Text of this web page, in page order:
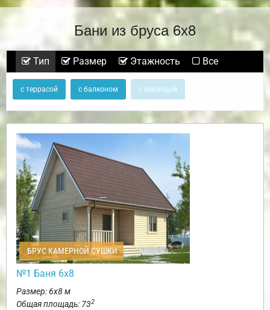
Бани из бруса 6х8
Тип Размер Этажность Все
с террасой с балконом с верандой
БРУС КАМЕРНОЙ СУШКИ
№1 Баня 6х8
Размер: 6х8 м
Общая площадь: 732